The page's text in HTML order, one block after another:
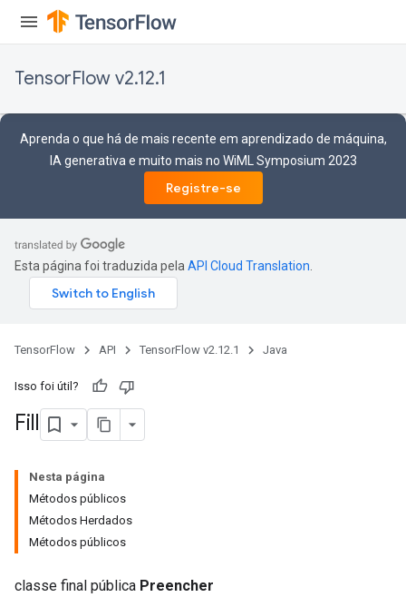
TensorFlow v2.12.1
Aprenda o que há de mais recente em aprendizado de máquina,
IA generativa e muito mais no WiML Symposium 2023
Registre-se
Esta página foi traduzida pela API Cloud Translation
TensorFlow API TensorFlow v2.12.1 Java
Isso foi útil?
Fill
Nesta página
Métodos públicos
Métodos Herdados
Métodos públicos
classe final pública Preencher